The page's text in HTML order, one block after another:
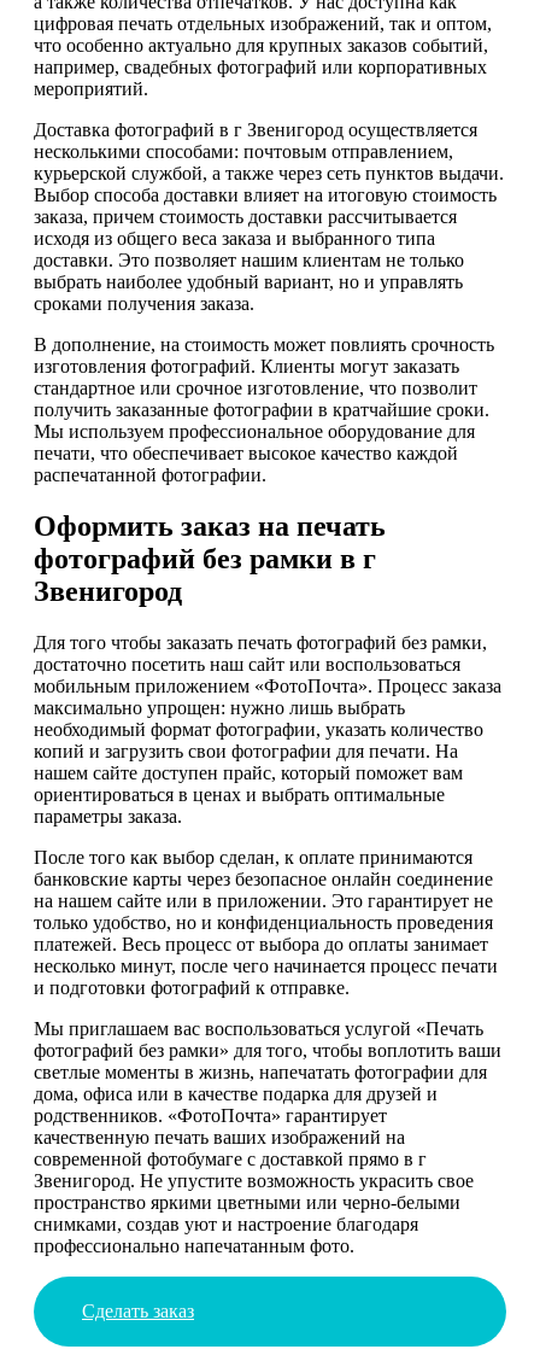
цифровая печать отдельных изображений, так и оптом,
что особенно актуально для крупных заказов событий,
например, свадебных фотографий или корпоративных
мероприятий.
Доставка фотографий в г Звенигород осуществляется
несколькими способами: почтовым отправлением,
курьерской службой, а также через сеть пунктов выдачи.
Выбор способа доставки влияет на итоговую стоимость
заказа, причем стоимость доставки рассчитывается
исходя из общего веса заказа и выбранного типа
доставки. Это позволяет нашим клиентам не только
выбрать наиболее удобный вариант, но и управлять
сроками получения заказа.
В дополнение, на стоимость может повлиять срочность
изготовления фотографий. Клиенты могут заказать
стандартное или срочное изготовление, что позволит
получить заказанные фотографии в кратчайшие сроки.
Мы используем профессиональное оборудование для
печати, что обеспечивает высокое качество каждой
распечатанной фотографии.
Оформить заказ на печать
фотографий без рамки в г
Звенигород
Для того чтобы заказать печать фотографий без рамки,
достаточно посетить наш сайт или воспользоваться
мобильным приложением «ФотоПочта». Процесс заказа
максимально упрощен: нужно лишь выбрать
необходимый формат фотографии, указать количество
копий и загрузить свои фотографии для печати. На
нашем сайте доступен прайс, который поможет вам
ориентироваться в ценах и выбрать оптимальные
параметры заказа.
После того как выбор сделан, к оплате принимаются
банковские карты через безопасное онлайн соединение
на нашем сайте или в приложении. Это гарантирует не
только удобство, но и конфиденциальность проведения
платежей. Весь процесс от выбора до оплаты занимает
несколько минут, после чего начинается процесс печати
и подготовки фотографий к отправке.
Мы приглашаем вас воспользоваться услугой «Печать
фотографий без рамки» для того, чтобы воплотить ваши
светлые моменты в жизнь, напечатать фотографии для
дома, офиса или в качестве подарка для друзей и
родственников. «ФотоПочта» гарантирует
качественную печать ваших изображений на
современной фотобумаге с доставкой прямо в г
Звенигород. Не упустите возможность украсить свое
пространство яркими цветными или черно-белыми
снимками, создав уют и настроение благодаря
профессионально напечатанным фото.
Сделать заказ